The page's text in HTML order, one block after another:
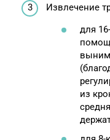
Извлечение
для
из